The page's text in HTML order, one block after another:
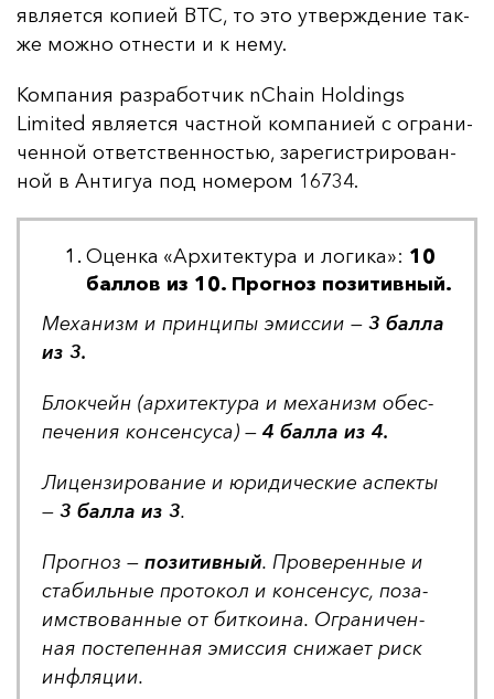
яв­ля­ет­ся ко­пи­ей BTC, то это ут­вер­жде­ние так­
же мож­но от­нес­ти и к не­му.
Ком­па­ния раз­ра­бот­чик nChain Holdings
Limited яв­ля­ет­ся час­тной ком­па­ни­ей с ог­ра­ни­
чен­ной от­ветс­твен­ностью, за­ре­гис­три­ро­ван­
ной в Ан­ти­гуа под но­ме­ром 16734.
Оценка «Архитектура и логика»: 10
баллов из 10. Прогноз позитивный.
Ме­ха­низм и прин­ци­пы эмис­сии — 3 бал­ла
из 3.
Блок­чейн (ар­хи­тек­ту­ра и ме­ха­низм обес­
пе­че­ния кон­сен­су­са) — 4 бал­ла из 4.
Ли­цен­зи­ро­ва­ние и юри­ди­чес­кие ас­пек­ты
— 3 бал­ла из 3.
Прог­ноз — по­зи­тив­ный. Про­ве­рен­ные и
ста­биль­ные про­то­кол и кон­сен­сус, по­за­
имс­тво­ван­ные от бит­ко­ина. Ог­ра­ни­чен­
ная пос­те­пен­ная эмис­сия сни­жа­ет риск
ин­фля­ции.